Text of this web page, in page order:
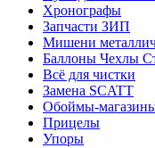
Хронографы
Запчасти ЗИП
Мишени
Баллоны Чехлы
Всё для чистки
Замена SCATT
Обоймы-
Прицелы
Упоры